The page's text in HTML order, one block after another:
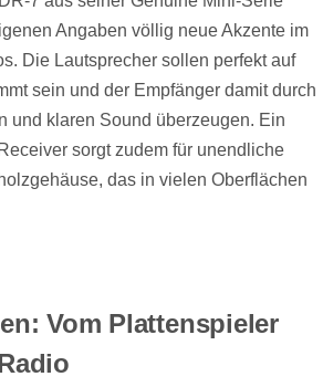
Angaben völlig neue Akzente im
Die Lautsprecher sollen perfekt auf
sein und der Empfänger damit durch
und klaren Sound überzeugen. Ein
sorgt zudem für unendliche
das in vielen Oberflächen
Vom Plattenspieler